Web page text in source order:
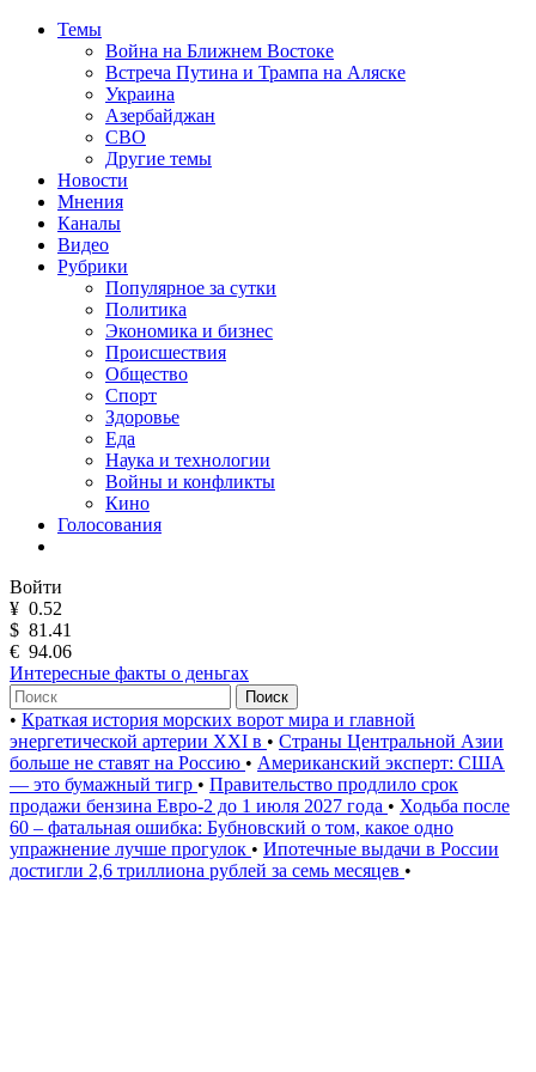
Темы
Война на Ближнем Востоке
Встреча Путина и Трампа на Аляске
Украина
Азербайджан
СВО
Другие темы
Новости
Мнения
Каналы
Видео
Рубрики
Популярное за сутки
Политика
Экономика и бизнес
Происшествия
Общество
Спорт
Здоровье
Еда
Наука и технологии
Войны и конфликты
Кино
Голосования
Войти
¥ 0.52
$ 81.41
€ 94.06
Интересные факты о деньгах
Поиск
• Краткая история морских ворот мира и главной
энергетической артерии XXI в • Страны Центральной Азии
больше не ставят на Россию • Американский эксперт: США
— это бумажный тигр • Правительство продлило срок
продажи бензина Евро-2 до 1 июля 2027 года • Ходьба после
60 – фатальная ошибка: Бубновский о том, какое одно
упражнение лучше прогулок • Ипотечные выдачи в России
достигли 2,6 триллиона рублей за семь месяцев •